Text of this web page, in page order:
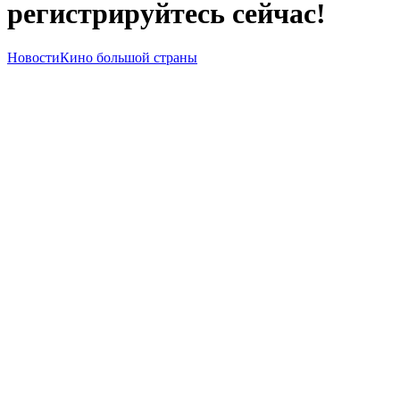
регистрируйтесь сейчас!
НовостиКино большой страны